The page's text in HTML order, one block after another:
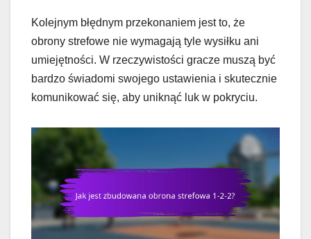
Kolejnym błędnym przekonaniem jest to, że
obrony strefowe nie wymagają tyle wysiłku ani
umiejętności. W rzeczywistości gracze muszą być
bardzo świadomi swojego ustawienia i skutecznie
komunikować się, aby uniknąć luk w pokryciu.